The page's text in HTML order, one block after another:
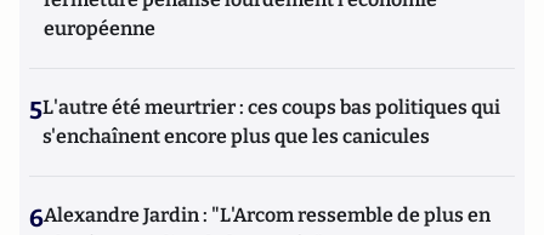
européenne
5L'autre été meurtrier : ces coups bas politiques qui
s'enchaînent encore plus que les canicules
6Alexandre Jardin : "L'Arcom ressemble de plus en